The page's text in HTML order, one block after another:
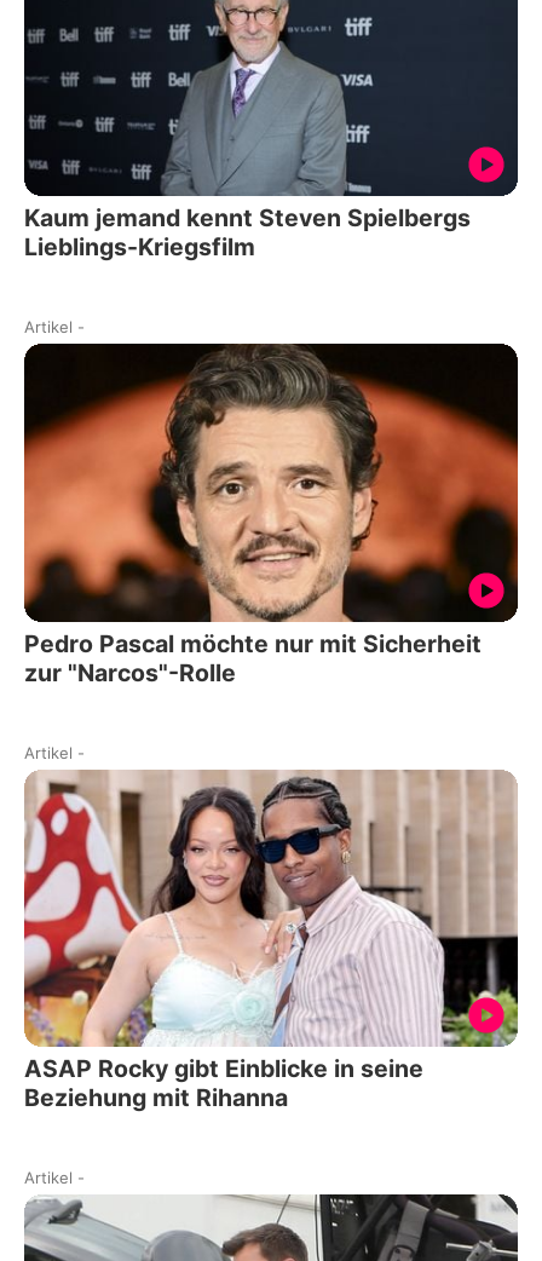
Kaum jemand kennt Steven Spielbergs
Lieblings-Kriegsfilm
Artikel -
Pedro Pascal möchte nur mit Sicherheit
zur "Narcos"-Rolle
Artikel -
ASAP Rocky gibt Einblicke in seine
Beziehung mit Rihanna
Artikel -